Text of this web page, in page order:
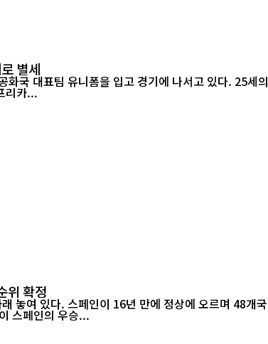
별세
리카...
위 확정
놓여 있다. 스페인이 16년 만에 정상에 오르며 48개
컵이 스페인의 우승...